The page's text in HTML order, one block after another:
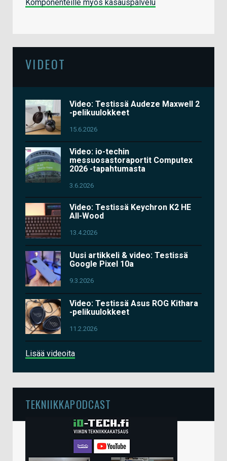
Komponenteille myös kasauspalvelu
VIDEOT
Video: Testissä Audeze Maxwell 2
-pelikuulokkeet
15.6.2026
Video: io-techin
messuosastoraportit Computex
2026 -tapahtumasta
3.6.2026
Video: Testissä Keychron K2 HE
All-Wood
13.4.2026
Uusi artikkeli & video: Testissä
Google Pixel 10a
9.3.2026
Video: Testissä Asus ROG Kithara
-pelikuulokkeet
11.2.2026
Lisää videoita
TEKNIIKKAPODCAST